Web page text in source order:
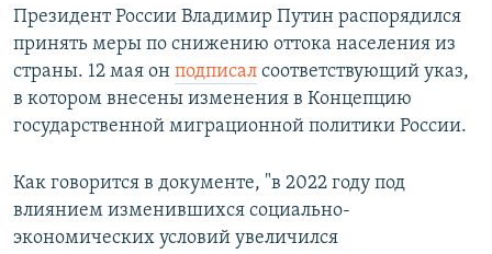
Президент России Владимир Путин распорядился
принять меры по снижению оттока населения из
страны. 12 мая он подписал соответствующий указ,
в котором внесены изменения в Концепцию
государственной миграционной политики России.
Как говорится в документе, "в 2022 году под
влиянием изменившихся социально-
экономических условий увеличился